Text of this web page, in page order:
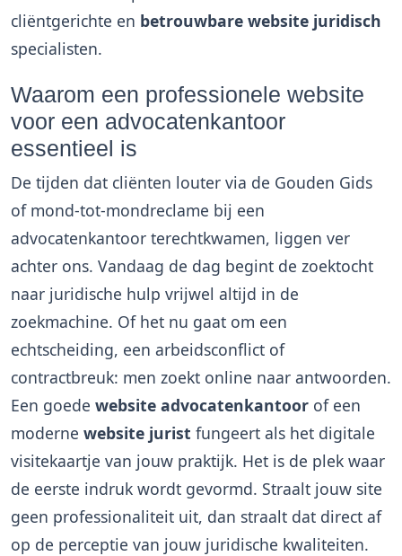
cliëntgerichte en betrouwbare website juridisch
specialisten.
Waarom een professionele website
voor een advocatenkantoor
essentieel is
De tijden dat cliënten louter via de Gouden Gids
of mond-tot-mondreclame bij een
advocatenkantoor terechtkwamen, liggen ver
achter ons. Vandaag de dag begint de zoektocht
naar juridische hulp vrijwel altijd in de
zoekmachine. Of het nu gaat om een
echtscheiding, een arbeidsconflict of
contractbreuk: men zoekt online naar antwoorden.
Een goede website advocatenkantoor of een
moderne website jurist fungeert als het digitale
visitekaartje van jouw praktijk. Het is de plek waar
de eerste indruk wordt gevormd. Straalt jouw site
geen professionaliteit uit, dan straalt dat direct af
op de perceptie van jouw juridische kwaliteiten.